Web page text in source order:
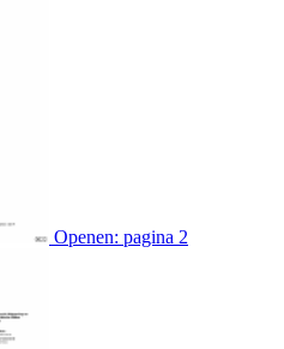
Openen: pagina 2